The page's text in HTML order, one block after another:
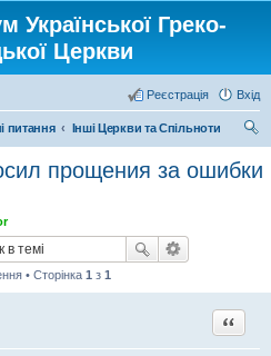
Української Греко-
Церкви
Вхід
Реєстрація
питання
Інші Церкви та Спільноти
ук
прощения за ошибки
• Сторінка 1 з 1
Цитата